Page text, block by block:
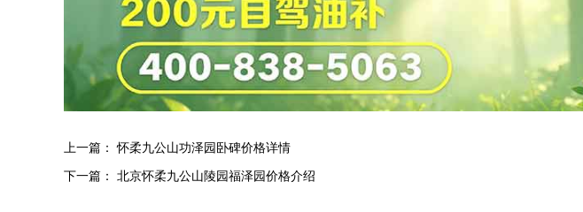
上一篇：怀柔九公山功泽园卧碑价格详情
下一篇： 北京怀柔九公山陵园福泽园价格介绍